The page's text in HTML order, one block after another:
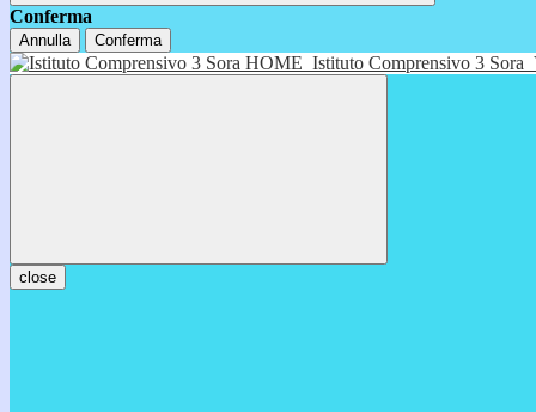
Conferma
Annulla Conferma
HOME Istituto Comprensivo 3 Sora
close